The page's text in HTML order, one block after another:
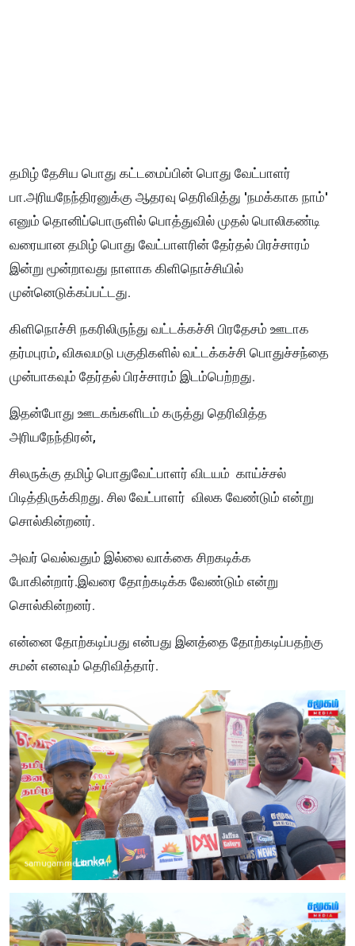
தமிழ் தேசிய பொது கட்டமைப்பின் பொது வேட்பாளர்
பா.அரியநேந்திரனுக்கு ஆதரவு தெரிவித்து 'நமக்காக நாம்'
எனும் தொனிப்பொருளில் பொத்துவில் முதல் பொலிகண்டி
வரையான தமிழ் பொது வேட்பாளரின் தேர்தல் பிரச்சாரம்
இன்று மூன்றாவது நாளாக கிளிநொச்சியில்
முன்னெடுக்கப்பட்டது.
கிளிநொச்சி நகரிலிருந்து வட்டக்கச்சி பிரதேசம் ஊடாக
தர்மபுரம், விசுவமடு பகுதிகளில் வட்டக்கச்சி பொதுச்சந்தை
முன்பாகவும் தேர்தல் பிரச்சாரம் இடம்பெற்றது.
இதன்போது ஊடகங்களிடம் கருத்து தெரிவித்த
அரியநேந்திரன்,
சிலருக்கு தமிழ் பொதுவேட்பாளர் விடயம் காய்ச்சல்
பிடித்திருக்கிறது. சில வேட்பாளர் விலக வேண்டும் என்று
சொல்கின்றனர்.
அவர் வெல்வதும் இல்லை வாக்கை சிறகடிக்க
போகின்றார்.இவரை தோற்கடிக்க வேண்டும் என்று
சொல்கின்றனர்.
என்னை தோற்கடிப்பது என்பது இனத்தை தோற்கடிப்பதற்கு
சமன் எனவும் தெரிவித்தார்.